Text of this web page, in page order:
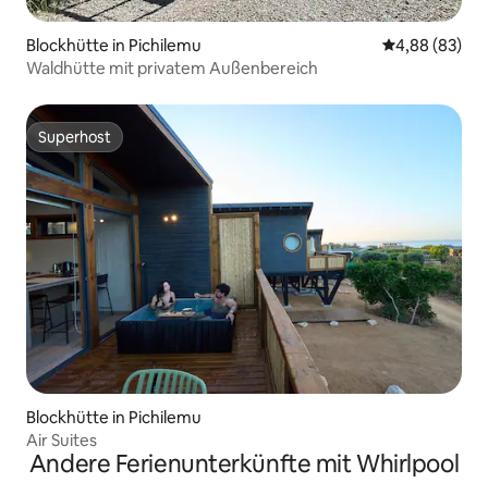
Blockhütte in Pichilemu
4,88 (83)
Waldhütte mit privatem Außenbereich
Superhost
Superhost
Blockhütte in Pichilemu
Air Suites
Andere Ferienunterkünfte mit Whirlpool